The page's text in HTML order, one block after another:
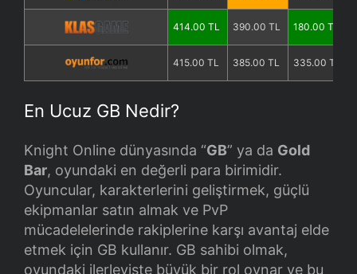
Görevler
Moblar
KO Rehberleri
414.00 TL 390.00 TL 180.00 TL
415.00 TL 385.00 TL 335.00 TL
En Ucuz GB Nedir?
Knight Online dünyasında “GB” ya da Gold
Bar, oyundaki en değerli para birimidir.
Oyuncular, karakterlerini geliştirmek, güçlü
ekipmanlar satın almak ve PvP
mücadelelerinde rakiplerine karşı avantaj elde
etmek için GB kullanır. GB sahibi olmak,
oyundaki ilerleyişte büyük bir rol oynar ve bu